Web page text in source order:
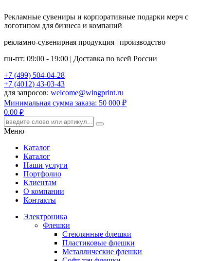
Рекламные сувениры и корпоративные подарки мерч с
логотипом для бизнеса и компаний
рекламно-сувенирная продукция | производство
пн-пт: 09:00 - 19:00 | Доставка по всей России
+7 (499) 504-04-28
+7 (4012) 43-03-43
для запросов: welcome@wingprint.ru
Минимальная сумма заказа: 50 000 ₽
0.00 руб.
Меню
Каталог
Каталог
Наши услуги
Портфолио
Клиентам
О компании
Контакты
Электроника
Флешки
Стеклянные флешки
Пластиковые флешки
Металлические флешки